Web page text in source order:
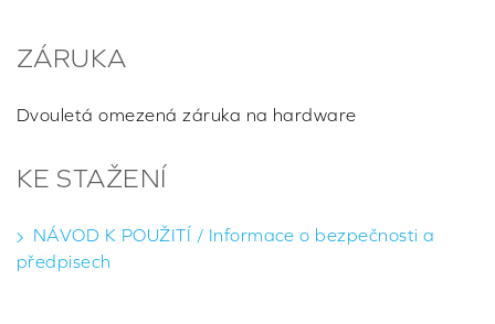
ZÁRUKA
Dvouletá omezená záruka na hardware
KE STAŽENÍ
NÁVOD K POUŽITÍ / Informace o bezpečnosti a
předpisech